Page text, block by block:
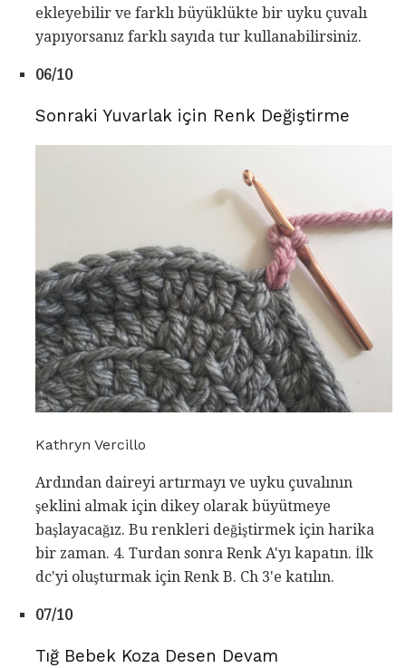
ekleyebilir ve farklı büyüklükte bir uyku çuvalı
yapıyorsanız farklı sayıda tur kullanabilirsiniz.
06/10
Sonraki Yuvarlak için Renk Değiştirme
Kathryn Vercillo
Ardından daireyi artırmayı ve uyku çuvalının
şeklini almak için dikey olarak büyütmeye
başlayacağız. Bu renkleri değiştirmek için harika
bir zaman. 4. Turdan sonra Renk A'yı kapatın. İlk
dc'yi oluşturmak için Renk B. Ch 3'e katılın.
07/10
Tığ Bebek Koza Desen Devam